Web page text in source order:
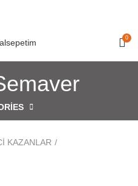
0
KAZANLAR